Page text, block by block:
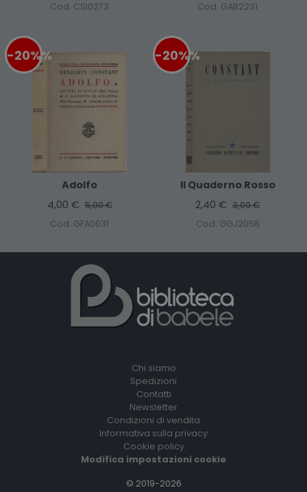
Cod. CSI0273
Cod. GAB2231
-20%%
Adolfo
4,00 € 5,00 €
Cod. GFA0031
-20%%
Il Quaderno Rosso
2,40 € 3,00 €
Cod. GGJ2058
Chi siamo
Spedizioni
Contatti
Newsletter
Condizioni di vendita
Informativa sulla privacy
Cookie policy
Modifica impostazioni cookie
© 2019-2026